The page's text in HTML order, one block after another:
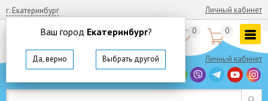
Личный кабинет
г. Екатеринбург
Ваш город Екатеринбург?
Да, верно Выбрать другой
0
 0
(800) 350 64 57
Личный кабинет
Ваш городЕкатеринбург?